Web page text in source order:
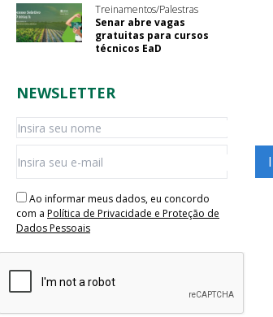
Treinamentos/Palestras
Senar abre vagas
gratuitas para cursos
técnicos EaD
NEWSLETTER
Ao informar meus dados, eu concordo
com a Política de Privacidade e Proteção de
Dados Pessoais